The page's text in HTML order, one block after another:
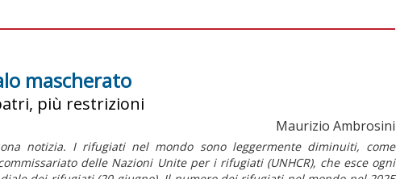
mascherato
più restrizioni
Maurizio Ambrosini
notizia. I rifugiati nel mondo sono leggermente diminuiti, come
delle Nazioni Unite per i rifugiati (UNHCR), che esce ogni